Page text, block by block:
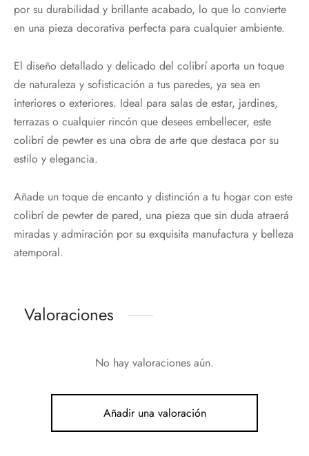
por su durabilidad y brillante acabado, lo que lo convierte
en una pieza decorativa perfecta para cualquier ambiente.
El diseño detallado y delicado del colibrí aporta un toque
de naturaleza y sofisticación a tus paredes, ya sea en
interiores o exteriores. Ideal para salas de estar, jardines,
terrazas o cualquier rincón que desees embellecer, este
colibrí de pewter es una obra de arte que destaca por su
estilo y elegancia.
Añade un toque de encanto y distinción a tu hogar con este
colibrí de pewter de pared, una pieza que sin duda atraerá
miradas y admiración por su exquisita manufactura y belleza
atemporal.
Valoraciones
No hay valoraciones aún.
Añadir una valoración